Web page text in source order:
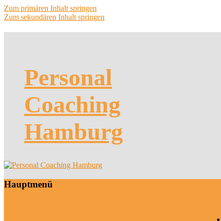
Zum primären Inhalt springen
Zum sekundären Inhalt springen
Personal
Coaching
Hamburg
Hauptmenü